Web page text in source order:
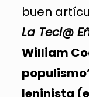
buen
La Tecl@
William
leninista